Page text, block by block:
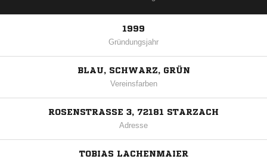
1999
Gründungsjahr
BLAU, SCHWARZ, GRÜN
Vereinsfarben
ROSENSTRASSE 3, 72181 STARZACH
Adresse
TOBIAS LACHENMAIER